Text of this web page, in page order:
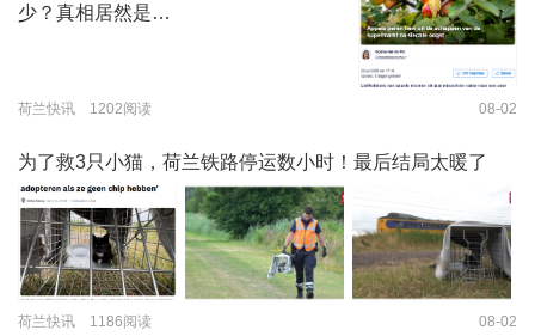
少？真相居然是…
荷兰快讯 1202阅读 08-02
为了救3只小猫，荷兰铁路停运数小时！最后结局太暖了
荷兰快讯 1186阅读 08-02